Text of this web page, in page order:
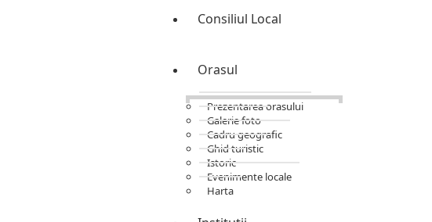
Consiliul Local
Orasul
Prezentarea orasului
Galerie foto
Cadru geografic
Ghid turistic
Istoric
Evenimente locale
Harta